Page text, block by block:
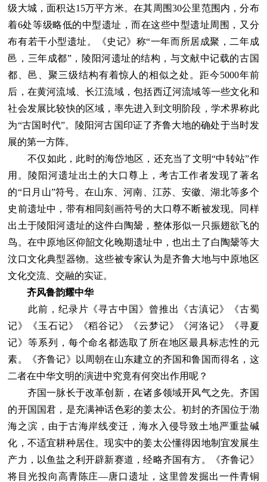
级大城，面积达15万平方米。在其周围30公里范围内，分布
着6处等级略低的中型遗址，而在这些中型遗址周围，又分
布有若干小型遗址。《史记》称“一年而所居成聚，二年成
邑，三年成都”，陵阳河遗址的结构，与文献中记载的古国
都、邑、聚三级结构有着惊人的相似之处。距今5000年前
后，在黄河流域、长江流域，包括西辽河流域等一些文化和
社会发展比较快的区域，率先进入到文明阶段，学术界称此
为“古国时代”。陵阳河古国印证了齐鲁大地的确处于当时发
展的第一方阵。
不仅如此，此时的海岱地区，还充当了文明“中转站”作
用。陵阳河遗址出土的大口尊上，考古工作者发现了著名
的“日月山”符号。在山东、河南、江苏、安徽、湖北等多个
史前遗址中，带有相同刻画符号的大口尊不断被发现。同样
出土于陵阳河遗址的这件白陶鬶，整体形似一只振翅欲飞的
鸟。在中原地区仰韶文化晚期遗址中，也出土了白陶鬶等大
汶口文化典型器物。这些被专家认为是齐鲁大地与中原地区
文化交流、交融的实证。
齐风鲁韵耀中华
此前，纪录片《寻古中国》曾推出《古滇记》《古蜀
记》《玉石记》《稻谷记》《云梦记》《河洛记》《寻夏
记》等系列，每个命名都选取了所在地区最具标志性的元
素。《齐鲁记》以周朝在山东建立的齐国和鲁国而得名，这
二者在中华文明的演进中究竟有何突出作用呢？
齐国一脉长于改革创新，在诸多领域开风气之先。齐国
的开国国君，是充满神话色彩的姜太公。初封的齐国位于渤
海之滨，由于古海岸线变迁，海水入侵导致土地严重盐碱
化，不适宜耕种居住。现实中的姜太公懂得因地制宜发展生
产力，以鱼盐之利开辟新赛道，经略齐国有方。《齐鲁记》
将目光投向高青陈庄—唐口遗址，这里曾发掘出一件青铜